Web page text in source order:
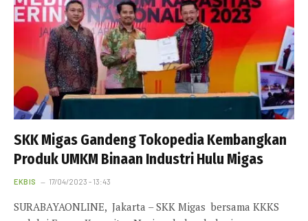
SKK Migas Gandeng Tokopedia Kembangkan
Produk UMKM Binaan Industri Hulu Migas
EKBIS 17/04/2023 - 13:43
SURABAYAONLINE, Jakarta – SKK Migas bersama KKKS